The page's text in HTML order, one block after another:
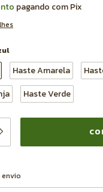
pagando com Pix
Haste Amarela
Haste Verde
CEP:
envio